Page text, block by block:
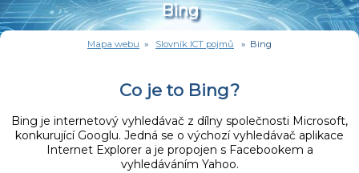
Bing
Mapa webu » Slovník ICT pojmů » Bing
Co je to Bing?
Bing je internetový vyhledávač z dílny společnosti Microsoft,
konkurující Googlu. Jedná se o výchozí vyhledávač aplikace
Internet Explorer a je propojen s Facebookem a
vyhledáváním Yahoo.